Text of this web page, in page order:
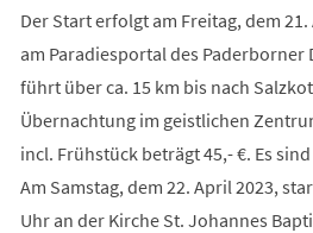
Der Start erfolgt am Freitag, dem
am Paradiesportal des Paderborner
führt über ca. 15 km bis nach
Übernachtung im geistlichen
incl. Frühstück beträgt 45,- €. Es
Am Samstag, dem 22. April 2023,
Uhr an der Kirche St. Johannes